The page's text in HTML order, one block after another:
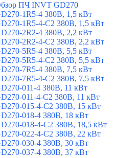
ПЧ INVT GD270
1R5-4 380В, 1,5 кВт
1R5-4-С2 380В, 1,5 кВт
2R2-4 380В, 2,2 кВт
2R2-4-C2 380В, 2,2 кВт
5R5-4 380В, 5,5 кВт
5R5-4-C2 380В, 5,5 кВт
7R5-4 380В, 7,5 кВт
7R5-4-C2 380В, 7,5 кВт
011-4 380В, 11 кВт
011-4-C2 380В, 11 кВт
015-4-C2 380В, 15 кВт
018-4 380В, 18 кВт
018-4-C2 380В, 18,5 кВт
022-4-C2 380В, 22 кВт
030-4 380В, 30 кВт
037-4 380В, 37 кВт